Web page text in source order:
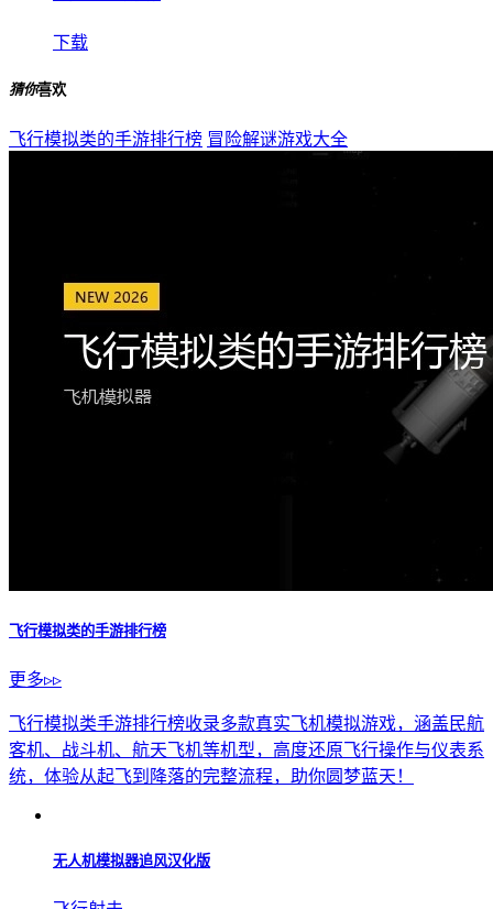
下载
猜你喜欢
飞行模拟类的手游排行榜 冒险解谜游戏大全
飞行模拟类的手游排行榜
更多▹▹
飞行模拟类手游排行榜收录多款真实飞机模拟游戏，涵盖民航
客机、战斗机、航天飞机等机型，高度还原飞行操作与仪表系
统，体验从起飞到降落的完整流程，助你圆梦蓝天！
无人机模拟器追风汉化版